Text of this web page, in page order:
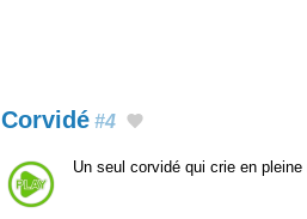
Corvidé #4
Un seul corvidé qui crie en